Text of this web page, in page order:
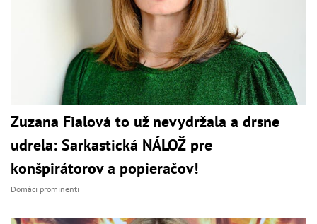
Zuzana Fialová to už nevydržala a drsne
udrela: Sarkastická NÁLOŽ pre
konšpirátorov a popieračov!
Domáci prominenti